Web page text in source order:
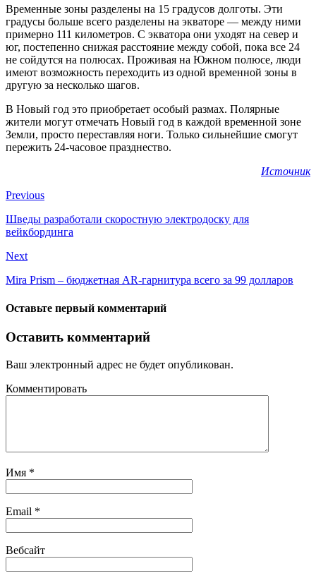
Временные зоны разделены на 15 градусов долготы. Эти
градусы больше всего разделены на экваторе — между ними
примерно 111 километров. С экватора они уходят на север и
юг, постепенно снижая расстояние между собой, пока все 24
не сойдутся на полюсах. Проживая на Южном полюсе, люди
имеют возможность переходить из одной временной зоны в
другую за несколько шагов.
В Новый год это приобретает особый размах. Полярные
жители могут отмечать Новый год в каждой временной зоне
Земли, просто переставляя ноги. Только сильнейшие смогут
пережить 24-часовое празднество.
Источник
Previous
Шведы разработали скоростную электродоску для
вейкбординга
Next
Mira Prism – бюджетная AR-гарнитура всего за 99 долларов
Оставьте первый комментарий
Оставить комментарий
Ваш электронный адрес не будет опубликован.
Комментировать
Имя *
Email *
Вебсайт